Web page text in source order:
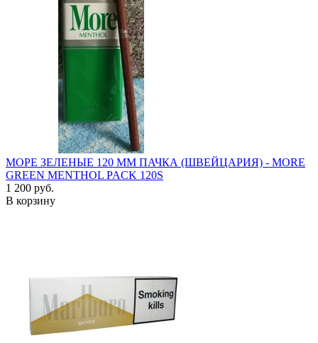
МОРЕ ЗЕЛЕНЫЕ 120 ММ ПАЧКА (ШВЕЙЦАРИЯ) - MORE
GREEN MENTHOL PACK 120S
1 200 руб.
В корзину